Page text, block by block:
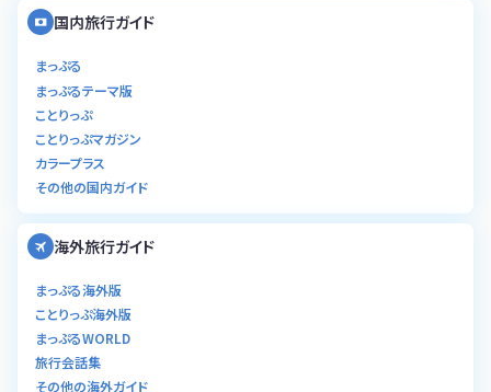
国内旅行ガイド
まっぷる
まっぷるテーマ版
ことりっぷ
ことりっぷマガジン
カラープラス
その他の国内ガイド
海外旅行ガイド
まっぷる海外版
ことりっぷ海外版
まっぷるWORLD
旅行会話集
その他の海外ガイド